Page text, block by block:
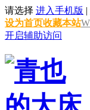
请选择 进入手机版 |
设为首页收藏本站
开启辅助访问